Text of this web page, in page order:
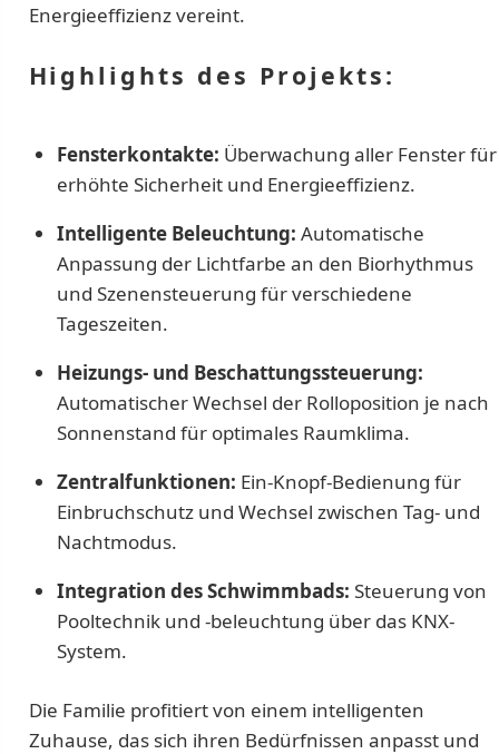
Energieeffizienz vereint.
Highlights des Projekts:
Fensterkontakte: Überwachung aller Fenster für
erhöhte Sicherheit und Energieeffizienz.
Intelligente Beleuchtung: Automatische
Anpassung der Lichtfarbe an den Biorhythmus
und Szenensteuerung für verschiedene
Tageszeiten.
Heizungs- und Beschattungssteuerung:
Automatischer Wechsel der Rolloposition je nach
Sonnenstand für optimales Raumklima.
Zentralfunktionen: Ein-Knopf-Bedienung für
Einbruchschutz und Wechsel zwischen Tag- und
Nachtmodus.
Integration des Schwimmbads: Steuerung von
Pooltechnik und -beleuchtung über das KNX-
System.
Die Familie profitiert von einem intelligenten
Zuhause, das sich ihren Bedürfnissen anpasst und